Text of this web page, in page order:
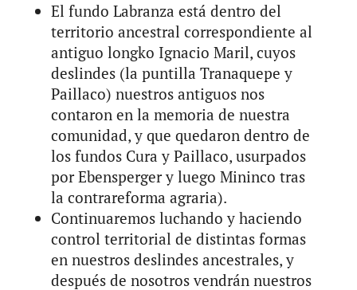
El fundo Labranza está dentro del
territorio ancestral correspondiente al
antiguo longko Ignacio Maril, cuyos
deslindes (la puntilla Tranaquepe y
Paillaco) nuestros antiguos nos
contaron en la memoria de nuestra
comunidad, y que quedaron dentro de
los fundos Cura y Paillaco, usurpados
por Ebensperger y luego Mininco tras
la contrareforma agraria).
Continuaremos luchando y haciendo
control territorial de distintas formas
en nuestros deslindes ancestrales, y
después de nosotros vendrán nuestros